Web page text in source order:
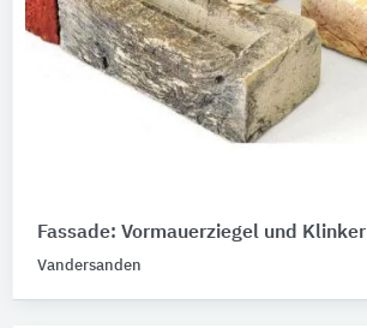
Fassade: Vormauerziegel und Klinker
Vandersanden